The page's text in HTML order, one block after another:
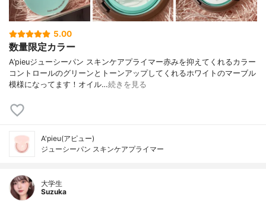
ポリマー、ステアラルコニウムヘクトライ
ト、マイクロクリスタリンワックス、（ジ
Ａｌ、イソステアリン酸水添ヒマシ油、ト
リエトキシカプリリルシラン、トリメチル
シロキシケイ酸、エチレンジアミンジコハ
5.00
数量限定カラー
A’pieuジューシーパン スキンケアプライマー赤みを抑えてくれるカラー
コントロールのグリーンとトーンアップしてくれるホワイトのマーブル
模様になってます！オイル…続きを見る
A'pieu(アピュー)
ジューシーパン スキンケアプライマー
大学生
Suzuka